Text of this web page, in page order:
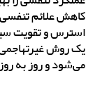
کاهش علائم
استرس و تقویت
یک روش
می‌شود و روز به